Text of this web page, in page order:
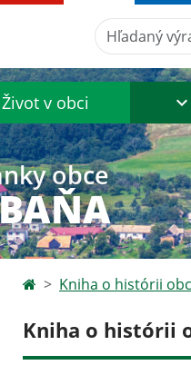
Hľadaný výraz...
Život v obci
obce
Kniha o histórii
Kniha o histórii